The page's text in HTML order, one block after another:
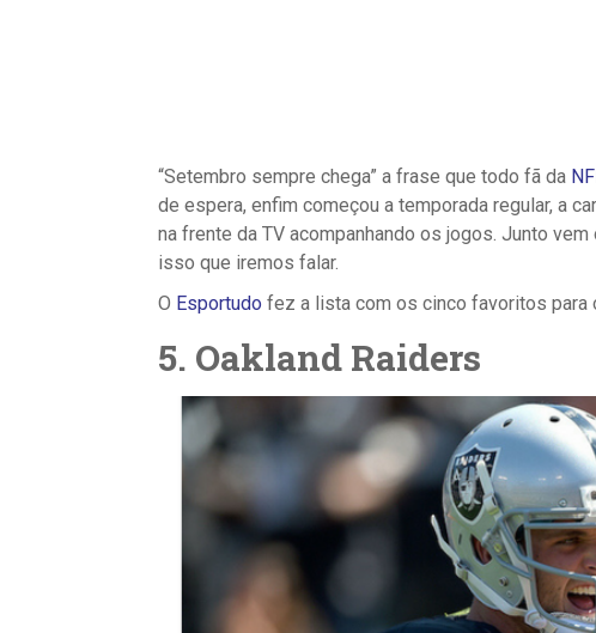
“Setembro sempre chega” a frase que todo fã da
de espera, enfim começou a temporada regular, a
na frente da TV acompanhando os jogos. Junto
isso que iremos falar.
O Esportudo fez a lista com os cinco favoritos para
5. Oakland Raiders